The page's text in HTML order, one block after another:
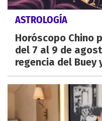
ASTROLOGÍA
Horóscopo Chino
del 7 al 9 de
regencia del Buey